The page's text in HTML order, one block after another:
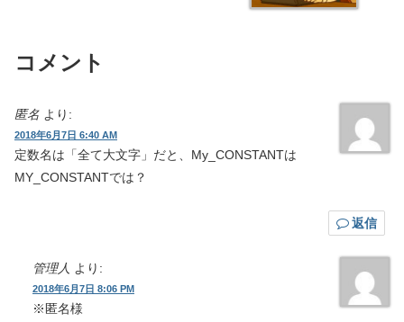
コメント
匿名 より:
2018年6月7日 6:40 AM
定数名は「全て大文字」だと、My_CONSTANTは
MY_CONSTANTでは？
返信
管理人 より:
2018年6月7日 8:06 PM
※匿名様